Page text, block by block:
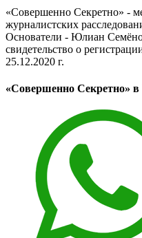
«Совершенно Секретно» -
журналистских
Основатели - Юлиан
свидетельство о
25.12.2020 г.
«Совершенно Секретно» в